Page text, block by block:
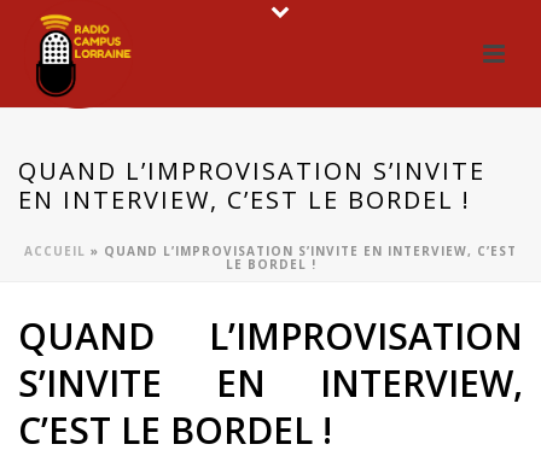
QUAND L’IMPROVISATION S’INVITE
EN INTERVIEW, C’EST LE BORDEL !
ACCUEIL » QUAND L’IMPROVISATION S’INVITE EN INTERVIEW, C’EST
LE BORDEL !
QUAND L’IMPROVISATION
S’INVITE EN INTERVIEW,
C’EST LE BORDEL !